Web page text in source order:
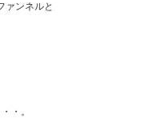
ァンネルと
・。